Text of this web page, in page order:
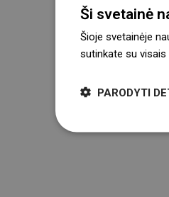
Ši svetainė
Šioje svetainėje
sutinkate su visais
PARODYTI